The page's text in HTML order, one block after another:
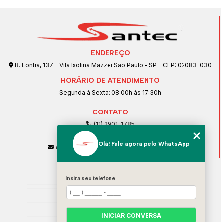
ENDEREÇO
R. Lontra, 137 - Vila Isolina Mazzei São Paulo - SP - CEP: 02083-030
HORÁRIO DE ATENDIMENTO
Segunda à Sexta: 08:00h às 17:30h
CONTATO
(11) 2901-1785
(11) 99239-1832
atendimento@santeccopiadoras.com.br
Home
Empresa
SERVIÇOS
Olá! Fale agora pelo WhatsApp
Insira seu telefone
INICIAR CONVERSA